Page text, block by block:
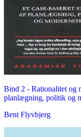
Bind 2 - Rationalitet og
planlægning, politik og
Bent Flyvbjerg